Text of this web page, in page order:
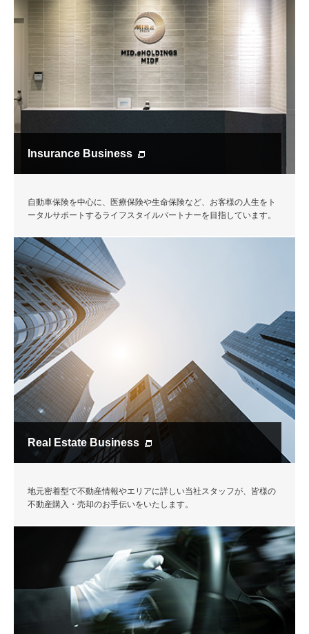
Insurance Business
自動車保険を中心に、医療保険や生命保険など、お客様の人生をト
ータルサポートするライフスタイルパートナーを目指しています。
Real Estate Business
地元密着型で不動産情報やエリアに詳しい当社スタッフが、皆様の
不動産購入・売却のお手伝いをいたします。